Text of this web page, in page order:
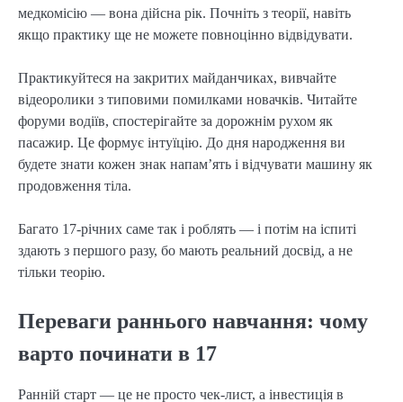
медкомісію — вона дійсна рік. Почніть з теорії, навіть
якщо практику ще не можете повноцінно відвідувати.
Практикуйтеся на закритих майданчиках, вивчайте
відеоролики з типовими помилками новачків. Читайте
форуми водіїв, спостерігайте за дорожнім рухом як
пасажир. Це формує інтуїцію. До дня народження ви
будете знати кожен знак напам’ять і відчувати машину як
продовження тіла.
Багато 17-річних саме так і роблять — і потім на іспиті
здають з першого разу, бо мають реальний досвід, а не
тільки теорію.
Переваги раннього навчання: чому
варто починати в 17
Ранній старт — це не просто чек-лист, а інвестиція в